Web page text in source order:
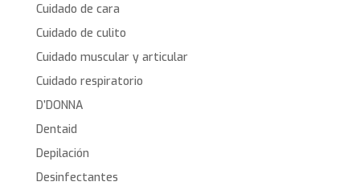
Cuidado de cara
Cuidado de culito
Cuidado muscular y articular
Cuidado respiratorio
D’DONNA
Dentaid
Depilación
Desinfectantes